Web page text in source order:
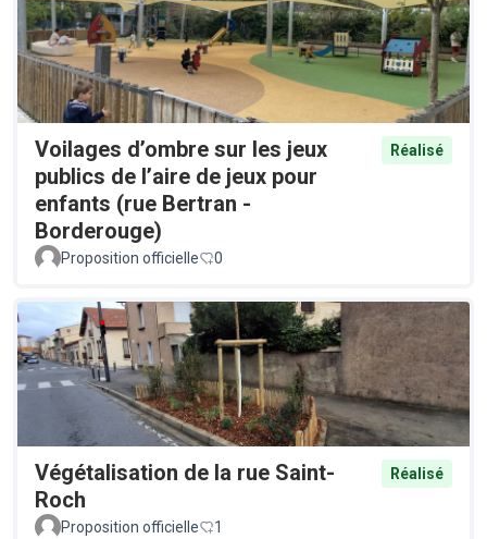
Voilages d’ombre sur les jeux
publics de l’aire de jeux pour
enfants (rue Bertran -
Borderouge)
Réalisé
Proposition officielle 0
Végétalisation de la rue Saint-
Roch
Réalisé
Proposition officielle 1